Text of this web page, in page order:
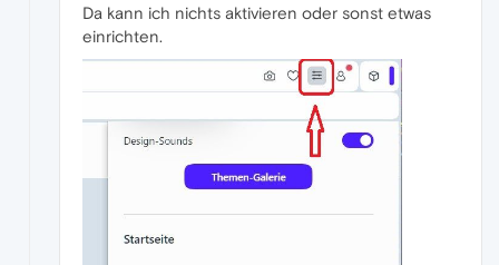
Da kann ich nichts aktivieren oder sonst etwas
einrichten.